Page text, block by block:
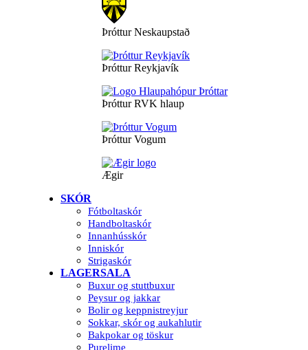
Þróttur Neskaupstað
Þróttur Reykjavík
Þróttur RVK hlaup
Þróttur Vogum
Ægir
SKÓR
Fótboltaskór
Handboltaskór
Innanhússkór
Inniskór
Strigaskór
LAGERSALA
Buxur og stuttbuxur
Peysur og jakkar
Bolir og keppnistreyjur
Sokkar, skór og aukahlutir
Bakpokar og töskur
Purelime